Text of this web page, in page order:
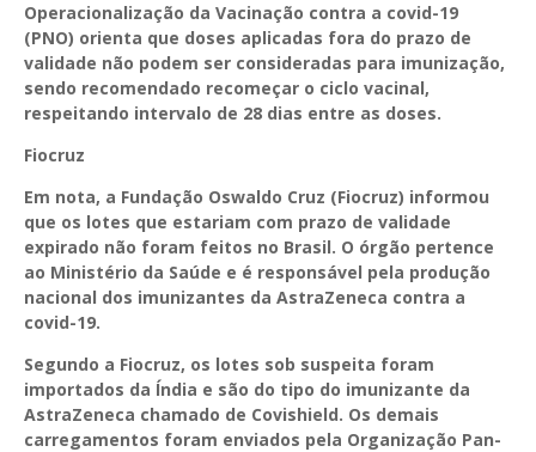
Operacionalização da Vacinação contra a covid-19
(PNO) orienta que doses aplicadas fora do prazo de
validade não podem ser consideradas para imunização,
sendo recomendado recomeçar o ciclo vacinal,
respeitando intervalo de 28 dias entre as doses.
Fiocruz
Em nota, a Fundação Oswaldo Cruz (Fiocruz) informou
que os lotes que estariam com prazo de validade
expirado não foram feitos no Brasil. O órgão pertence
ao Ministério da Saúde e é responsável pela produção
nacional dos imunizantes da AstraZeneca contra a
covid-19.
Segundo a Fiocruz, os lotes sob suspeita foram
importados da Índia e são do tipo do imunizante da
AstraZeneca chamado de Covishield. Os demais
carregamentos foram enviados pela Organização Pan-